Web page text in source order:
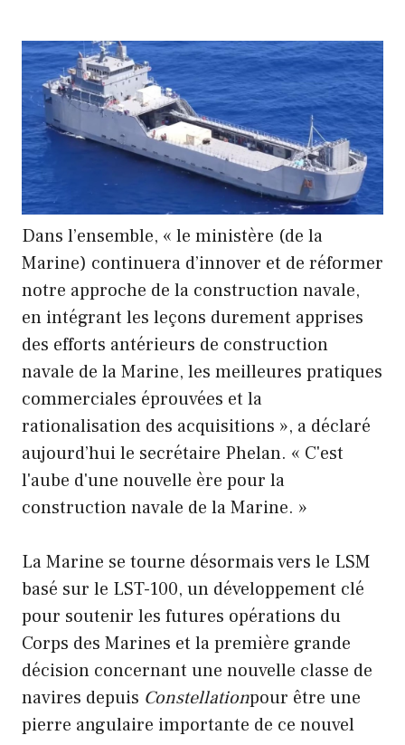
Dans l’ensemble, « le ministère (de la
Marine) continuera d’innover et de réformer
notre approche de la construction navale,
en intégrant les leçons durement apprises
des efforts antérieurs de construction
navale de la Marine, les meilleures pratiques
commerciales éprouvées et la
rationalisation des acquisitions », a déclaré
aujourd’hui le secrétaire Phelan. « C'est
l'aube d'une nouvelle ère pour la
construction navale de la Marine. »
La Marine se tourne désormais vers le LSM
basé sur le LST-100, un développement clé
pour soutenir les futures opérations du
Corps des Marines et la première grande
décision concernant une nouvelle classe de
navires depuis Constellationpour être une
pierre angulaire importante de ce nouvel